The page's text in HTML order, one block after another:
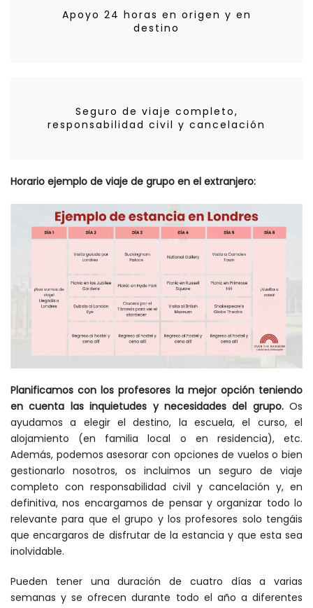
Apoyo 24 horas en origen y en
destino
Seguro de viaje completo,
responsabilidad civil y cancelación
Horario ejemplo de viaje de grupo en el extranjero:
Planificamos con los profesores la mejor opción teniendo
en cuenta las inquietudes y necesidades del grupo.Os
ayudamos a elegir el destino, la escuela, el curso, el
alojamiento (en familia local o en residencia), etc.
Además, podemos asesorar con opciones de vuelos o bien
gestionarlo nosotros, os incluimos un seguro de viaje
completo con responsabilidad civil y cancelación y, en
definitiva, nos encargamos de pensar y organizar todo lo
relevante para que el grupo y los profesores solo tengáis
que encargaros de disfrutar de la estancia y que esta sea
inolvidable.
Pueden tener una duración de cuatro días a varias
semanas y se ofrecen durante todo el año a diferentes